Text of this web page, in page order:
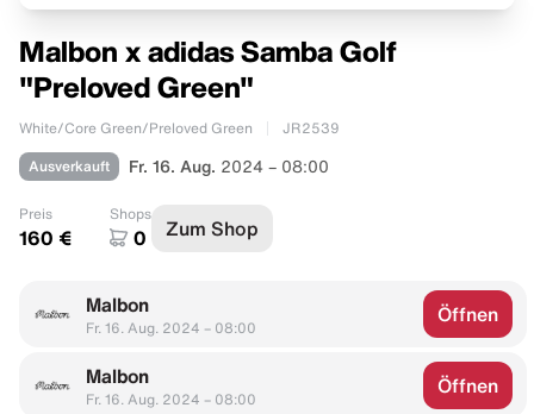
Malbon x adidas Samba Golf
"Preloved Green"
White/Core Green/Preloved Green JR2539
Ausverkauft Fr. 16. Aug. 2024 – 08:00
Preis
160 €
Shops
0 Zum Shop
Malbon
Fr. 16. Aug. 2024 – 08:00
Öffnen
Malbon
Fr. 16. Aug. 2024 – 08:00
Öffnen